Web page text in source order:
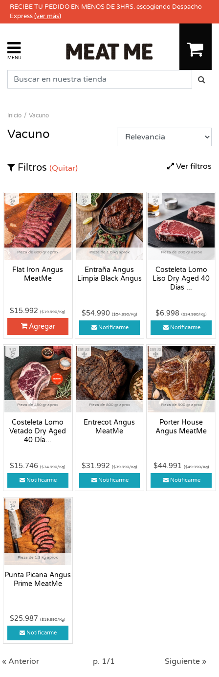
RECIBE TU PEDIDO EN MENOS DE 3HRS. escogiendo Despacho
Express(ver más)
MENU
Inicio Vacuno
Vacuno
Ver filtros
Filtros (Quitar)
Pieza de 800 gr aprox
Flat Iron Angus
MeatMe
Fresco
$15.992($19.990/Kg)
Agregar
Pieza de 1.0 kg aprox
Entraña Angus
Limpia Black Angus
Fresco
$54.990 ($54.990/Kg)
Notificarme
Pieza de 200 gr aprox
Costeleta Lomo
Liso Dry Aged 40
Días ...
Fresco
$6.998($34.990/Kg)
Notificarme
Pieza de 450 gr aprox
Costeleta Lomo
Vetado Dry Aged
40 Día...
Fresco
$15.746($34.990/Kg)
Notificarme
Pieza de 800 gr aprox
Entrecot Angus
MeatMe
Congelado
$31.992 ($39.990/Kg)
Notificarme
Pieza de 900 gr aprox
Porter House
Angus MeatMe
Congelado
$44.991 ($49.990/Kg)
Notificarme
Pieza de 1.3 kg aprox
Punta Picana Angus
Prime MeatMe
Fresco
$25.987($19.990/Kg)
Notificarme
« Anterior p. 1/1 Siguiente »